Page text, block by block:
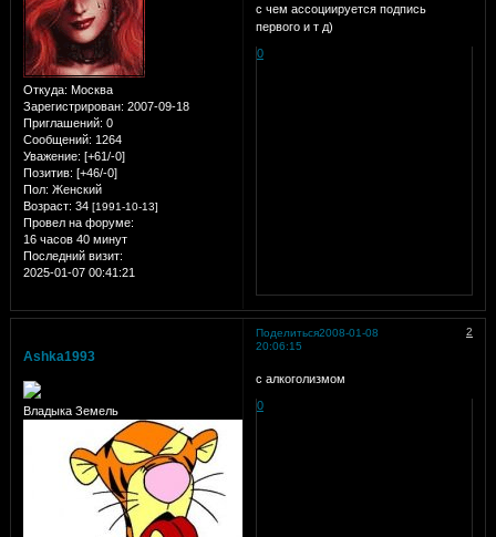
Откуда: Москва
Зарегистрирован: 2007-09-18
Приглашений: 0
Сообщений: 1264
Уважение: [+61/-0]
Позитив: [+46/-0]
Пол: Женский
Возраст: 34 [1991-10-13]
Провел на форуме:
16 часов 40 минут
Последний визит:
2025-01-07 00:41:21
с чем ассоциируется подпись
первого и т д)
0
Поделиться 2
2008-01-08
20:06:15
Ashka1993
Владыка Земель
с алкоголизмом
0